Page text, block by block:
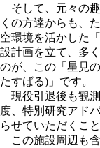
そして、元々の
くの方達からも、
空環境を活かした
設計画を立て、多
のが、この「星見
たすばる)」です。
現役引退後も観
度、特別研究アド
らせていただくこ
この施設周辺も